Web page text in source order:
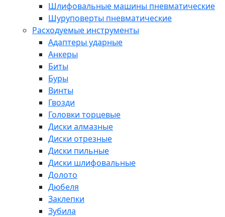
Шлифовальные машины пневматические
Шуруповерты пневматические
Расходуемые инструменты
Адаптеры ударные
Анкеры
Биты
Буры
Винты
Гвозди
Головки торцевые
Диски алмазные
Диски отрезные
Диски пильные
Диски шлифовальные
Долото
Дюбеля
Заклепки
Зубила